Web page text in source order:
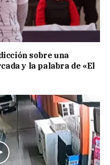
sobre una
y la palabra de «El